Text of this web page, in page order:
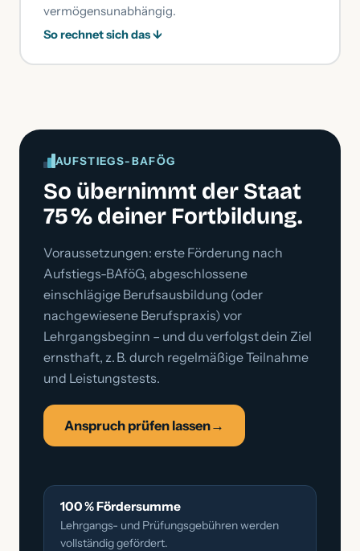
vermögensunabhängig.
So rechnet sich das ↓
AUFSTIEGS-BAFÖG
So übernimmt der Staat
75 % deiner Fortbildung.
Voraussetzungen: erste Förderung nach
Aufstiegs-BAföG, abgeschlossene
einschlägige Berufsausbildung (oder
nachgewiesene Berufspraxis) vor
Lehrgangsbeginn – und du verfolgst dein Ziel
ernsthaft, z. B. durch regelmäßige Teilnahme
und Leistungstests.
Anspruch prüfen lassen→
100 % Fördersumme
Lehrgangs- und Prüfungsgebühren werden
vollständig gefördert.